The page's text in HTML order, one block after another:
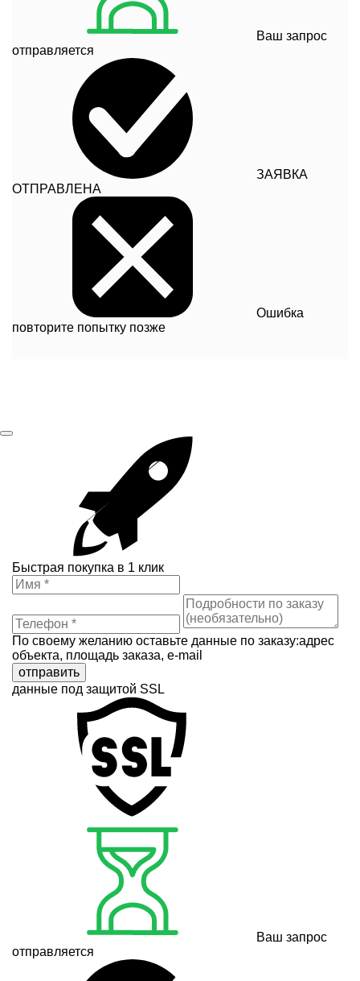
Ваш запрос
отправляется
ЗАЯВКА
ОТПРАВЛЕНА
Ошибка
повторите попытку позже
Быстрая покупка в 1 клик
По своему желанию оставьте данные по заказу:адрес
объекта, площадь заказа, e-mail
отправить
данные под защитой SSL
Ваш запрос
отправляется